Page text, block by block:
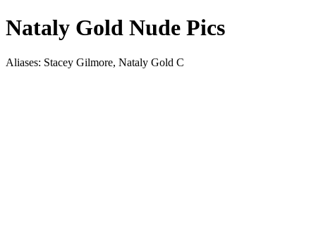
Nataly Gold Nude Pics
Aliases: Stacey Gilmore, Nataly Gold C